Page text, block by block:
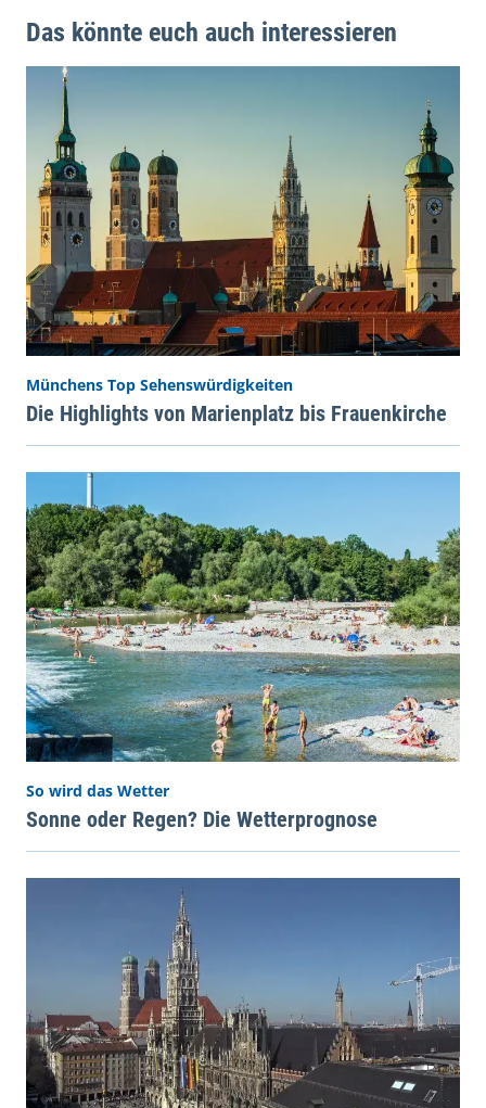
Das könnte euch auch interessieren
Münchens Top Sehenswürdigkeiten
Die Highlights von Marienplatz bis Frauenkirche
So wird das Wetter
Sonne oder Regen? Die Wetterprognose